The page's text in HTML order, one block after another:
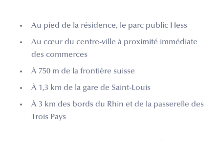
Au pied de la résidence, le parc public Hess
Au cœur du centre-ville à proximité immédiate
des commerces
À 750 m de la frontière suisse
À 1,3 km de la gare de Saint-Louis
À 3 km des bords du Rhin et de la passerelle des
Trois Pays